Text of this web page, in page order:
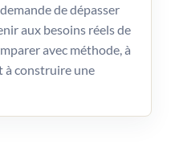
de dépasser
aux besoins réels de
avec méthode, à
à construire une